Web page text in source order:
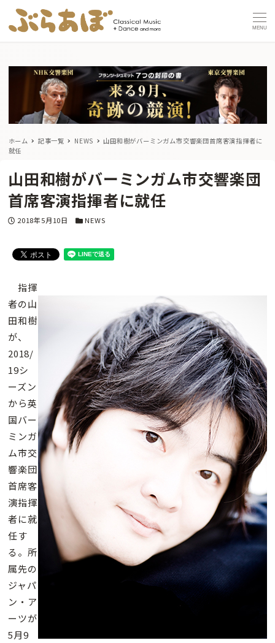
MENU
ホーム 記事一覧 NEWS
山田和樹がバーミンガム市交響楽団首席客演指揮者に
就任
山田和樹がバーミンガム市交響楽団
首席客演指揮者に就任
投稿日
2018年5月10日 カテゴリー
NEWS
指揮
者の山
田和樹
が、
2018/
19シ
ーズン
から英
国バー
ミンガ
ム市交
響楽団
首席客
演指揮
者に就
任す
る。所
属先の
ジャパ
ン・ア
ーツが
5月9